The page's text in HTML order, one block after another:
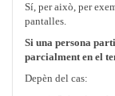
Sí, per això, per
pantalles.
Si una persona
parcialment en el
Depèn del cas: